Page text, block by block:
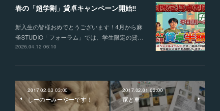
春の「超学割」貸卓キャンペーン開始‼
新入生の皆様おめでとうございます！4月から麻
雀STUDIO「フォーラム」では、学生限定の貸…
2026.04.12 06:10
2017.02.03 03:00
しーのーみーやーです！
2017.02.01 03:00
家と車